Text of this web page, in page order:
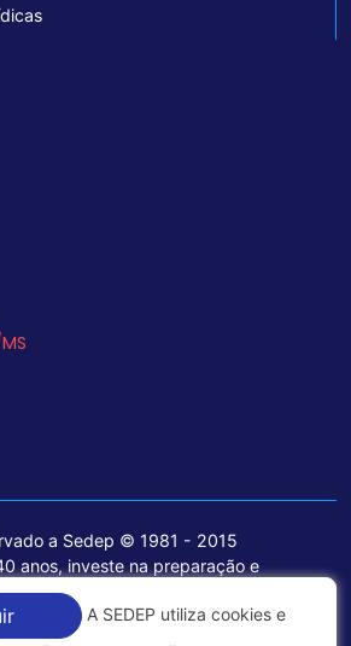
a Sedep © 1981 - 2015
anos, investe na preparação e
e na aquisição de tecnologia de
de seu portfólio de serviços voltados
A SEDEP utiliza cookies e